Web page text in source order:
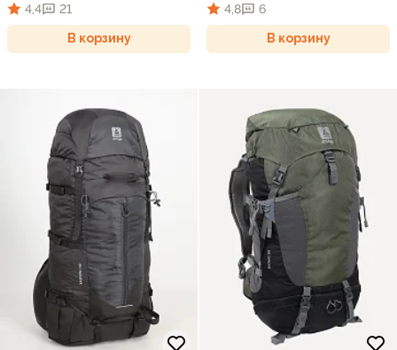
4,4 21
В корзину
4,8 6
В корзину